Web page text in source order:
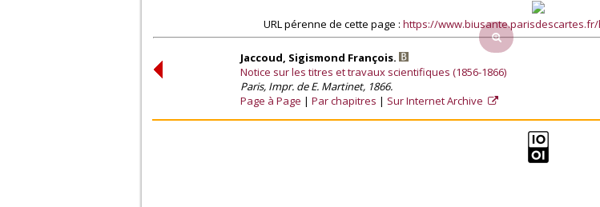
URL pérenne de cette page : https://www.biusante.parisdescartes.fr/
Jaccoud, Sigismond François.
Notice sur les titres et travaux scientifiques (1856-1866)
Paris, Impr. de E. Martinet, 1866.
Page à Page
Par chapitres Sur Internet Archive